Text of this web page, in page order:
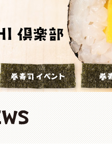
巻寿司倶楽部とは？ 巻寿司